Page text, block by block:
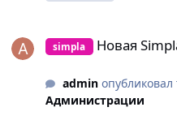
simpla Новая
adminопубликовал
Администрации